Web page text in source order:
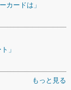
カードは」
」
もっと見る